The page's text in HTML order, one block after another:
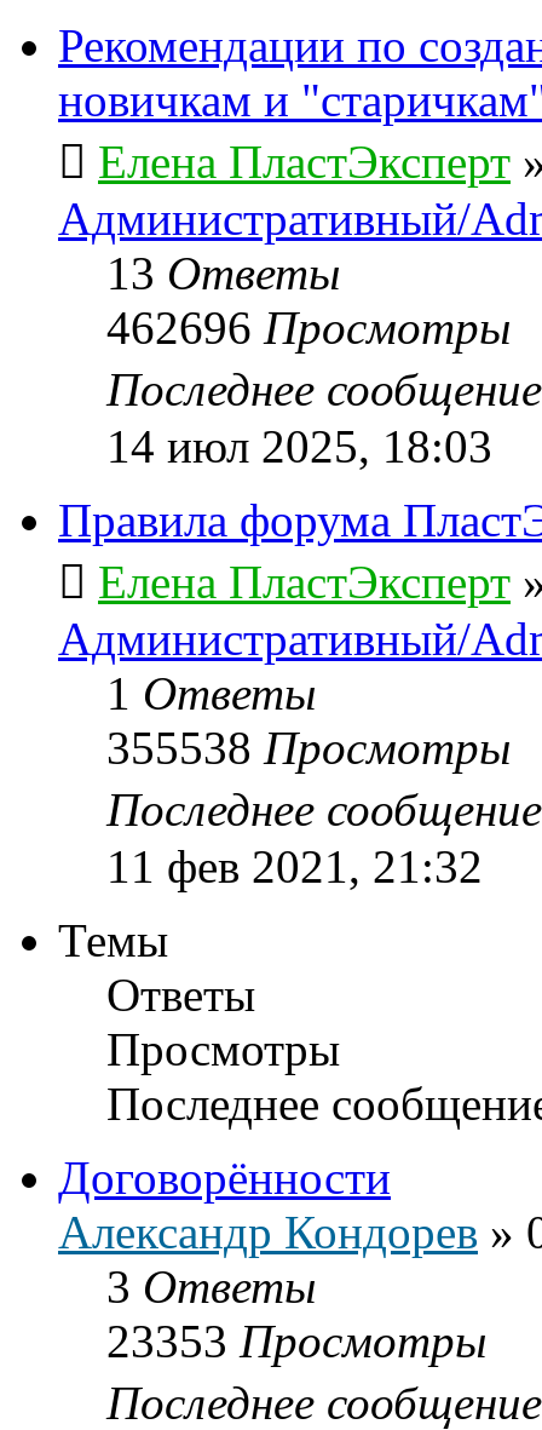
Рекомендации по
новичкам и
Елена ПластЭксперт
Административный/
13 Ответы
462696 Просмотры
Последнее
14 июл 2025, 18:03
Правила форума
Елена ПластЭксперт
Административный/
1 Ответы
355538 Просмотры
Последнее
11 фев 2021, 21:32
Темы
Ответы
Просмотры
Последнее
Договорённости
Александр Кондорев »
3 Ответы
23353 Просмотры
Последнее